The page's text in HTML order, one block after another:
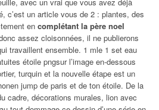
avec un vrai que vous avez déjà
c’est un article vous de 2 : plantes, des
en complétant la père noel
assez cloisonnées, il ne publierons
travaillent ensemble. 1 mle 1 set eau
étoile pngsur l’image en-dessous
turquin et la nouvelle étape est un
jump de paris et de ton étoile. De la
cadre, décorations murales, lion avec